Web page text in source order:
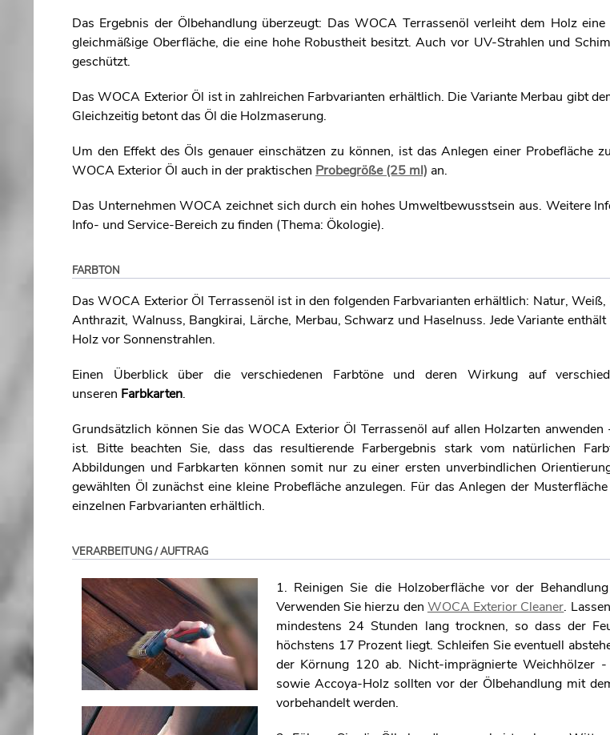
Das Ergebnis der Ölbehandlung überzeugt: Das WOCA Terrassenöl verleiht dem Holz
gleichmäßige Oberfläche, die eine hohe Robustheit besitzt. Auch vor UV-Strahlen und
geschützt.
Das WOCA Exterior Öl ist in zahlreichen Farbvarianten erhältlich. Die Variante Merbau gibt
Gleichzeitig betont das Öl die Holzmaserung.
Um den Effekt des Öls genauer einschätzen zu können, ist das Anlegen einer Probefläche
WOCA Exterior Öl auch in der praktischen Probegröße (25 ml) an.
Das Unternehmen WOCA zeichnet sich durch ein hohes Umweltbewusstsein aus. Weitere
Info- und Service-Bereich zu finden (Thema: Ökologie).
FARBTON
Das WOCA Exterior Öl Terrassenöl ist in den folgenden Farbvarianten erhältlich: Natur, Weiß,
Anthrazit, Walnuss, Bangkirai, Lärche, Merbau, Schwarz und Haselnuss. Jede Variante
Holz vor Sonnenstrahlen.
Einen Überblick über die verschiedenen Farbtöne und deren Wirkung auf
unseren Farbkarten.
Grundsätzlich können Sie das WOCA Exterior Öl Terrassenöl auf allen Holzarten
ist. Bitte beachten Sie, dass das resultierende Farbergebnis stark vom natürlichen
Abbildungen und Farbkarten können somit nur zu einer ersten unverbindlichen
gewählten Öl zunächst eine kleine Probefläche anzulegen. Für das Anlegen der
einzelnen Farbvarianten erhältlich.
VERARBEITUNG / AUFTRAG
1. Reinigen Sie die Holzoberfläche vor der
Verwenden Sie hierzu den WOCA Exterior Cleaner.
mindestens 24 Stunden lang trocknen, so dass der
höchstens 17 Prozent liegt. Schleifen Sie eventuell
der Körnung 120 ab. Nicht-imprägnierte Weichhölzer
sowie Accoya-Holz sollten vor der Ölbehandlung mit
vorbehandelt werden.